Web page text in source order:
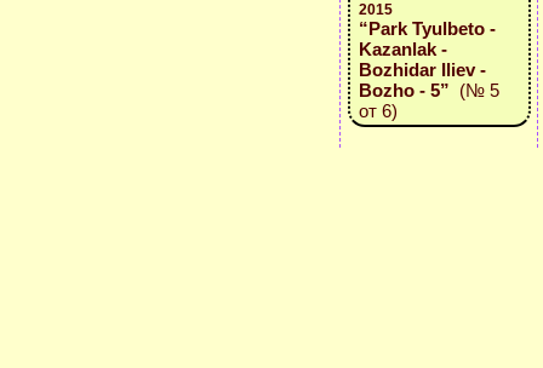
2015
“Park Tyulbeto -
Kazanlak -
Bozhidar Iliev -
Bozho - 5” (№ 5
от 6)